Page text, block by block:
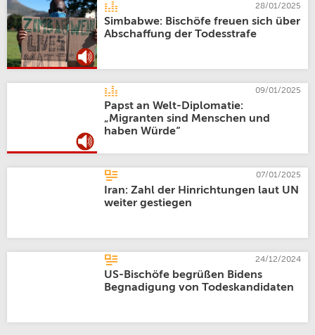
28/01/2025
Simbabwe: Bischöfe freuen sich über
Abschaffung der Todesstrafe
09/01/2025
Papst an Welt-Diplomatie:
„Migranten sind Menschen und
haben Würde“
07/01/2025
Iran: Zahl der Hinrichtungen laut UN
weiter gestiegen
24/12/2024
US-Bischöfe begrüßen Bidens
Begnadigung von Todeskandidaten